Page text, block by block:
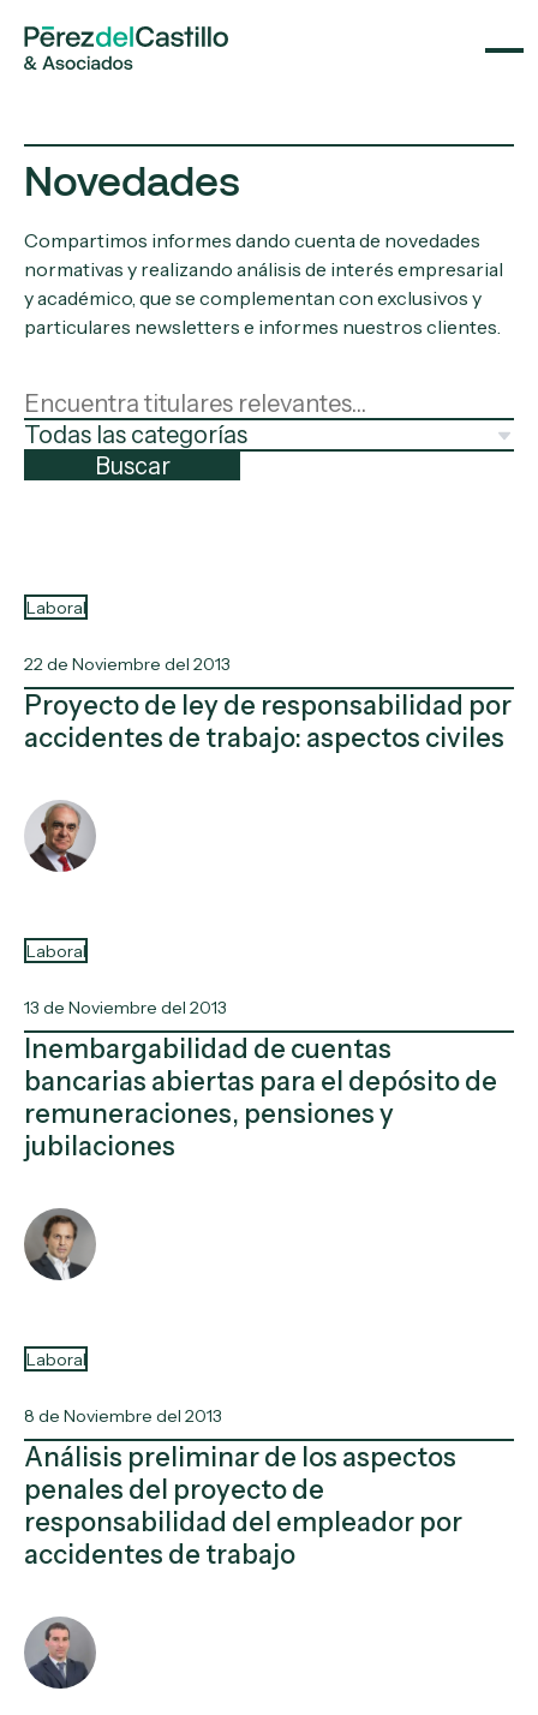
Novedades
Compartimos informes dando cuenta de novedades
normativas y realizando análisis de interés empresarial
y académico, que se complementan con exclusivos y
particulares newsletters e informes nuestros clientes.
Buscar
Laboral
22 de Noviembre del 2013
Proyecto de ley de responsabilidad por
accidentes de trabajo: aspectos civiles
Laboral
13 de Noviembre del 2013
Inembargabilidad de cuentas
bancarias abiertas para el depósito de
remuneraciones, pensiones y
jubilaciones
Laboral
8 de Noviembre del 2013
Análisis preliminar de los aspectos
penales del proyecto de
responsabilidad del empleador por
accidentes de trabajo